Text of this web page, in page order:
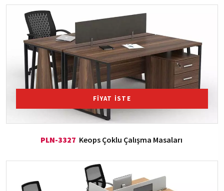
FİYAT İSTE
PLN-3327 Keops Çoklu Çalışma Masaları